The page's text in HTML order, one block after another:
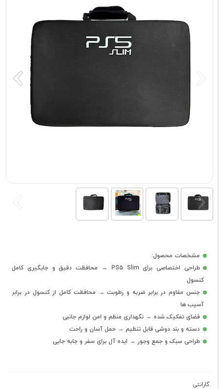
مشخصات محصول:
طراحی اختصاصی برای PS5 Slim → محافظت دقیق و جایگیری کامل
کنسول
جنس مقاوم در برابر ضربه و رطوبت → محافظت کامل از کنسول در برابر
آسیب ها
فضای تفکیک شده → نگهداری منظم و امن لوازم جانبی
دسته و بند دوشی قابل تنظیم → حمل آسان و راحت
طراحی سبک و جمع وجور → ایده آل برای سفر و جابه جایی
گارانتی